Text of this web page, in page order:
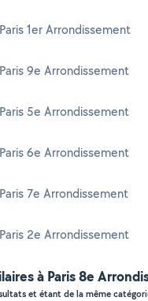
1er Arrondissement
9e Arrondissement
5e Arrondissement
6e Arrondissement
7e Arrondissement
2e Arrondissement
à Paris 8e
et étant de la même